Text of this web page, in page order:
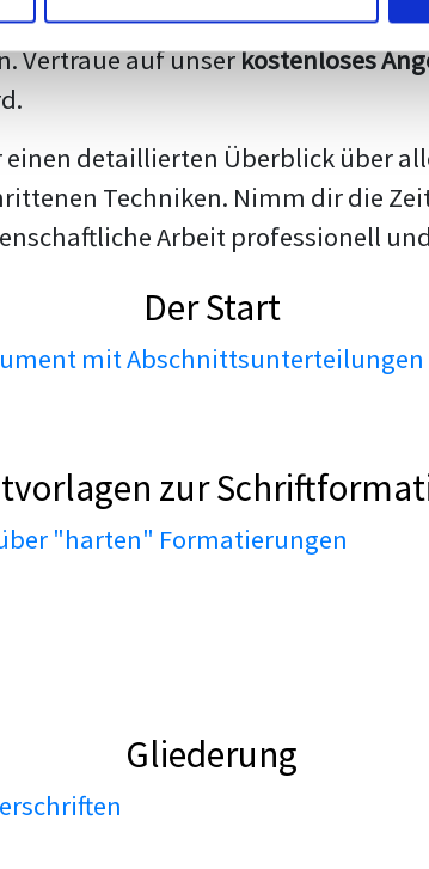
Unsere erfahrenen Trainer
Vertraue auf unserkostenloses
detaillierten Überblick über
Techniken. Nimm dir die
Arbeit professionell
Der Start
mit Abschnittsunterteilungen
zur
"harten" Formatierungen
Gliederung